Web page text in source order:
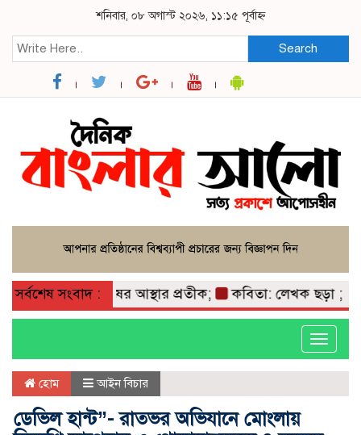
শনিবার, ০৮ অগাস্ট ২০২৬, ১১:১৫ পূর্বাহ্ন
Search
সর্বশেষ সংবাদ :
মাটি ও মানুষের আস্থার প্রতীক; কবিতা: লেখক ছড়া ;
Toggle
হোম আইন বিচার
ডেভিল হান্ট”- রাতভর অভিযানে মোংলায়